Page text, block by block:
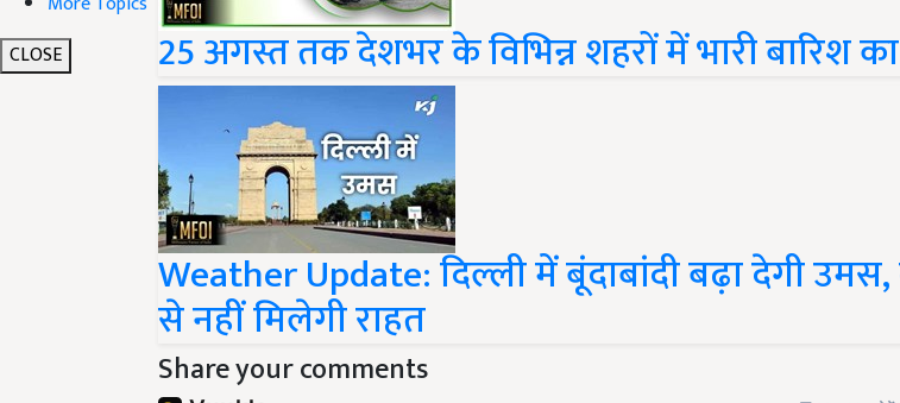
CLOSE
25 अगस्त तक देशभर के विभिन्न शहरों में भारी बारिश
Weather Update: दिल्ली में बूंदाबांदी बढ़ा देगी उमस,
से नहीं मिलेगी राहत
Share your comments